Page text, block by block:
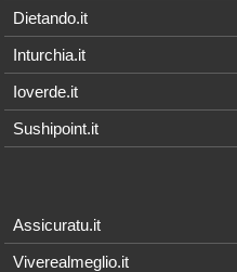
Dietando.it
Inturchia.it
Ioverde.it
Sushipoint.it
Assicuratu.it
Viverealmeglio.it